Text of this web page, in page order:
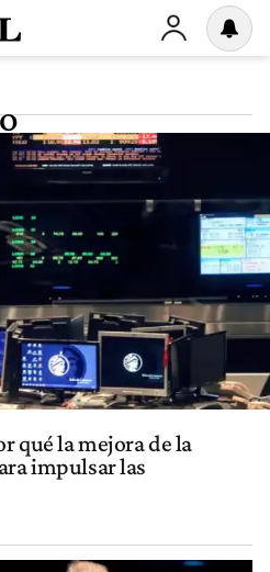
qué la mejora de la
impulsar las